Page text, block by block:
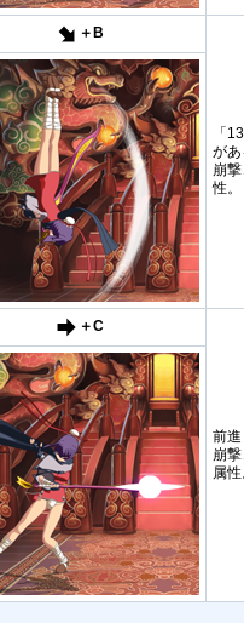
＋B
「
が
崩
性。
＋C
前
崩
属